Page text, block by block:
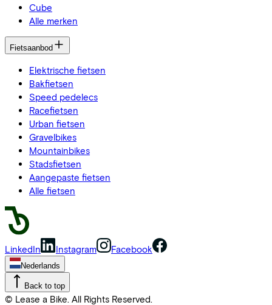
Cube
Alle merken
Fietsaanbod
Elektrische fietsen
Bakfietsen
Speed pedelecs
Racefietsen
Urban fietsen
Gravelbikes
Mountainbikes
Stadsfietsen
Aangepaste fietsen
Alle fietsen
LinkedIn Instagram Facebook
Nederlands
Back to top
© Lease a Bike. All Rights Reserved.